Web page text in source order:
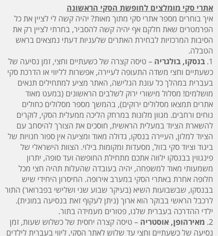
אתרי סקי מומלצים לחופשת הסקי הראשונה
איך בוחרים מספר אתרי סקי מתוך מאות? יהיה קשה לי לציין את כל
הפרמטרים שאת חלקם אף יהיה קשה להסביר, בחרתי לציין רק את
הסיבות המרכזיות לבחירת האתרים שלעניות דעתי נמצאים בראש
הטבלה.
1. בנסקו, בולגריה – טיסה קצרה של כשעתיים וחצי, זמן נסיעה של
כשעתיים וחצי משדה התעופה לעיירה, אפשרות לליווי או הדרכת סקי
בעברית במהלך כל עונת הגלישה, האתר מציע למתחילים תנאים
מושלמים! מסלול מישורי ירוק לשלבים הראשונים (במעט מאוד
אתרים תמצאו מסלולים ירוקים), בהמשך מספר מסלולים כחולים
נוחים ורחבים. מגוון מלונות במרחק הליכה ממעלית הסקי, לוקרים
להשארת הציוד במעלית הראשית, חוסכים את הצורך להיסחב עם
הציוד למלון, העיירה בנסקו, גדולה מאוד ומציעה אין ספור חנויות של
ביגוד וציוד סקי בזול, מסעדות ומקומות בילוי. הצוות הישראלי של
פינגווין בבנסקו ילווה אתכם מתחילת החופשה ועד סופה, יתרון
משמעותי מאוד למשפחה, יהיה בעובדה שהעלות תהיה חצי מכל
חלופה אחרת באתרי הסקי במערב אירופה. החיסרון היחידי שיש
בבנסקו, שבשבועות השיא (בעיקר שבוע שני ושלישי בפברואר) התור
לרכבל הראשי בבוקר הוא ארוך (ניתן לעקוף זאת בנסיעה במונית).
ילדי ההדרכה בעברית שלנו, פטורים מעמידה בתור.
2. מאירהופן, אוסטריה – טיסה קצרה יחסית של כשלוש שעות, זמן
נסיעה של כשעתיים וחצי עד שלוש לאתר הסקי, ליווי בעברית לילדים